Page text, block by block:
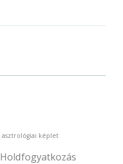
asztrológiai képlet
Holdfogyatkozás